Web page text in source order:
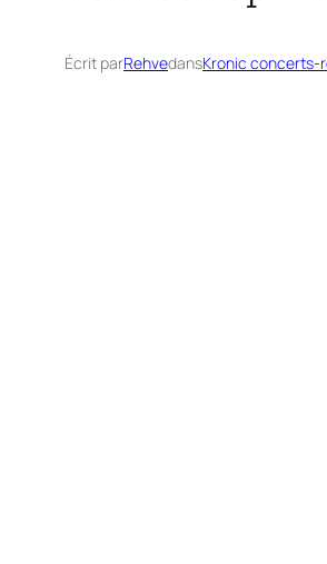
Écrit parRehvedansKronic concerts-